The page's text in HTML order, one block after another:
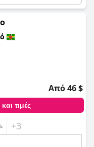
Από 46 $
τιμές
+3